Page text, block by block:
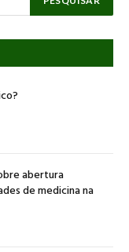
abertura
de medicina na